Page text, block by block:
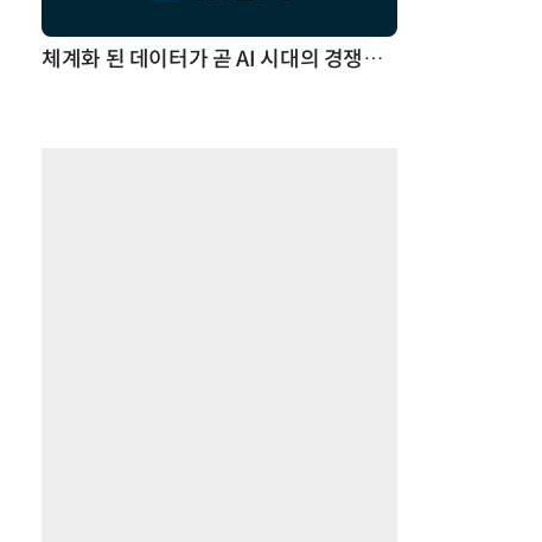
체계화 된 데이터가 곧 AI 시대의 경쟁력이다